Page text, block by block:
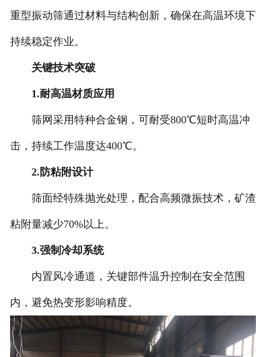
联系我们
重型振动筛通过材料与结构创新，确保在高温环境下
持续稳定作业。
关键技术突破
1.耐高温材质应用
筛网采用特种合金钢，可耐受800℃短时高温冲
击，持续工作温度达400℃。
2.防粘附设计
筛面经特殊抛光处理，配合高频微振技术，矿渣
粘附量减少70%以上。
3.强制冷却系统
内置风冷通道，关键部件温升控制在安全范围
内，避免热变形影响精度。